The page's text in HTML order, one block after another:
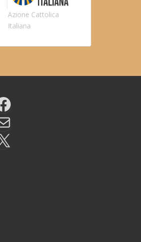
Azione Cattolica
Italiana